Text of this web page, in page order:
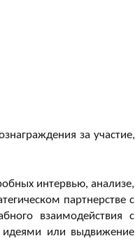
за участие,
интервью, анализе,
партнерстве с
взаимодействия с
идеями или выдвижение